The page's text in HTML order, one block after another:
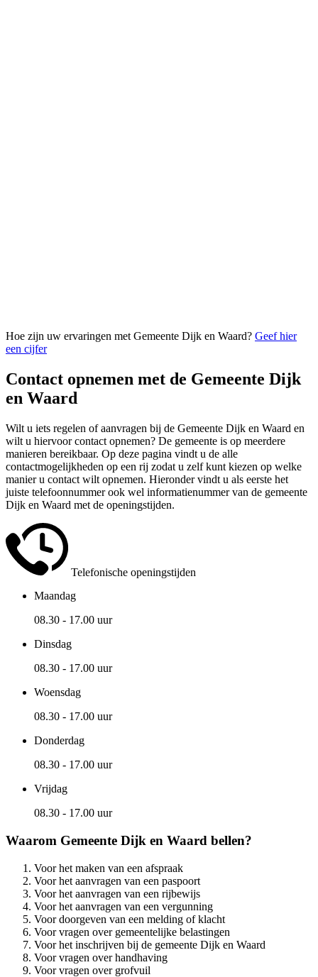
Hoe zijn uw ervaringen met Gemeente Dijk en Waard? Geef hier
een cijfer
Contact opnemen met de Gemeente Dijk
en Waard
Wilt u iets regelen of aanvragen bij de Gemeente Dijk en Waard en
wilt u hiervoor contact opnemen? De gemeente is op meerdere
manieren bereikbaar. Op deze pagina vindt u de alle
contactmogelijkheden op een rij zodat u zelf kunt kiezen op welke
manier u contact wilt opnemen. Hieronder vindt u als eerste het
juiste telefoonnummer ook wel informatienummer van de gemeente
Dijk en Waard met de openingstijden.
Telefonische openingstijden
Maandag
08.30 - 17.00 uur
Dinsdag
08.30 - 17.00 uur
Woensdag
08.30 - 17.00 uur
Donderdag
08.30 - 17.00 uur
Vrijdag
08.30 - 17.00 uur
Waarom Gemeente Dijk en Waard bellen?
Voor het maken van een afspraak
Voor het aanvragen van een paspoort
Voor het aanvragen van een rijbewijs
Voor het aanvragen van een vergunning
Voor doorgeven van een melding of klacht
Voor vragen over gemeentelijke belastingen
Voor het inschrijven bij de gemeente Dijk en Waard
Voor vragen over handhaving
Voor vragen over grofvuil